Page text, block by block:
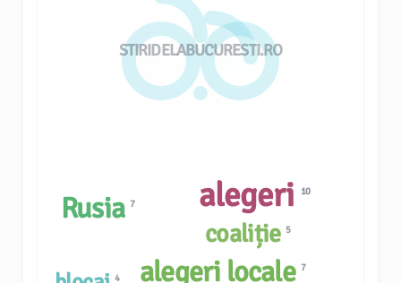
STIRIDELABUCURESTI.RO
alegeri locale 7
Rusia7
coaliție 5
4
alegeri 10